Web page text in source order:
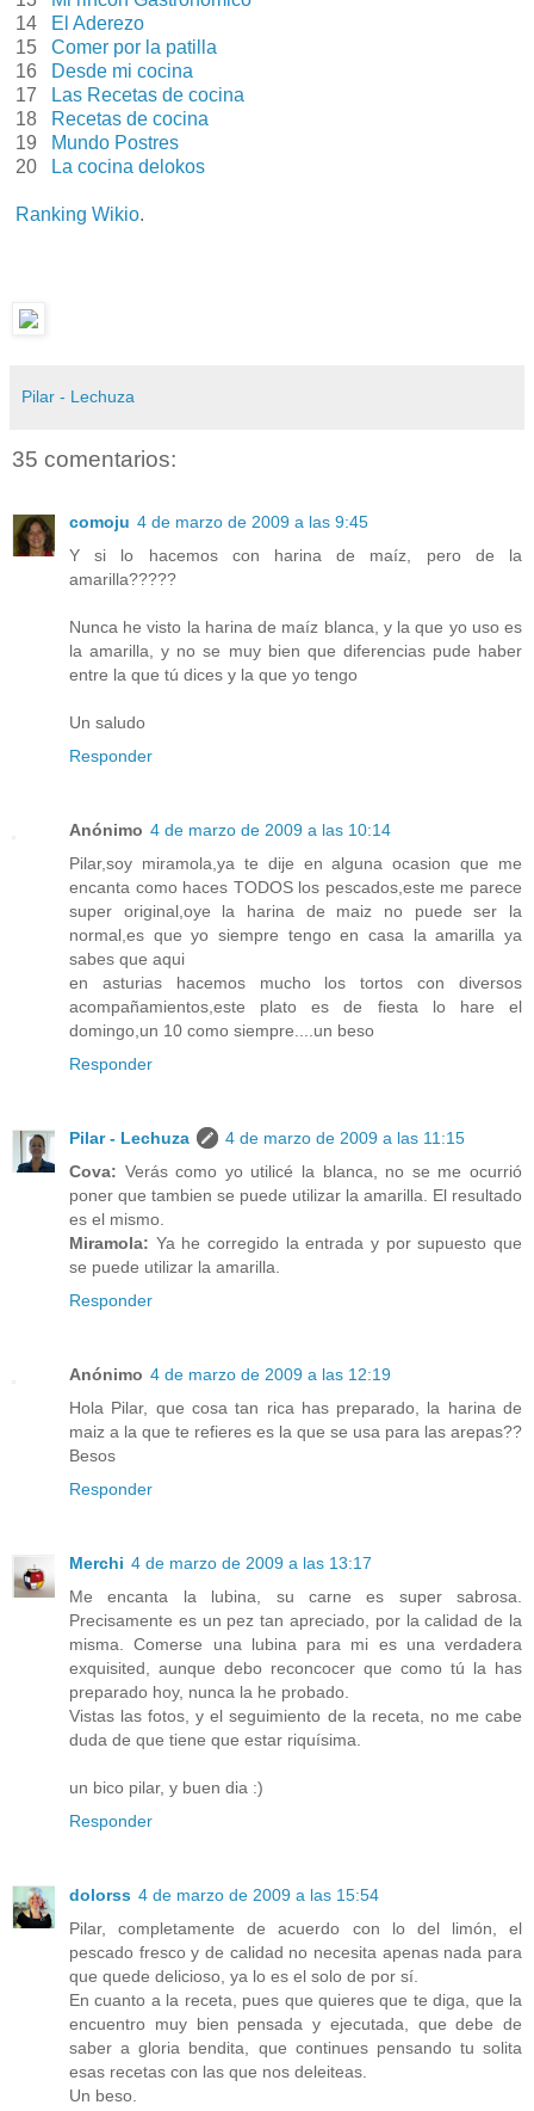
14
El Aderezo
15
Comer por la patilla
16
Desde mi cocina
17
Las Recetas de cocina
18
Recetas de cocina
19
Mundo Postres
20
La cocina delokos
Ranking Wikio.
Pilar - Lechuza
35 comentarios:
comoju 4 de marzo de 2009 a las 9:45
Y si lo hacemos con harina de maíz, pero de la
amarilla?????
Nunca he visto la harina de maíz blanca, y la que yo uso es
la amarilla, y no se muy bien que diferencias pude haber
entre la que tú dices y la que yo tengo
Un saludo
Responder
Anónimo 4 de marzo de 2009 a las 10:14
Pilar,soy miramola,ya te dije en alguna ocasion que me
encanta como haces TODOS los pescados,este me parece
super original,oye la harina de maiz no puede ser la
normal,es que yo siempre tengo en casa la amarilla ya
sabes que aqui
en asturias hacemos mucho los tortos con diversos
acompañamientos,este plato es de fiesta lo hare el
domingo,un 10 como siempre....un beso
Responder
Pilar - Lechuza
4 de marzo de 2009 a las 11:15
Cova: Verás como yo utilicé la blanca, no se me ocurrió
poner que tambien se puede utilizar la amarilla. El resultado
es el mismo.
Miramola: Ya he corregido la entrada y por supuesto que
se puede utilizar la amarilla.
Responder
Anónimo 4 de marzo de 2009 a las 12:19
Hola Pilar, que cosa tan rica has preparado, la harina de
maiz a la que te refieres es la que se usa para las arepas??
Besos
Responder
Merchi 4 de marzo de 2009 a las 13:17
Me encanta la lubina, su carne es super sabrosa.
Precisamente es un pez tan apreciado, por la calidad de la
misma. Comerse una lubina para mi es una verdadera
exquisited, aunque debo reconcocer que como tú la has
preparado hoy, nunca la he probado.
Vistas las fotos, y el seguimiento de la receta, no me cabe
duda de que tiene que estar riquísima.
un bico pilar, y buen dia :)
Responder
dolorss 4 de marzo de 2009 a las 15:54
Pilar, completamente de acuerdo con lo del limón, el
pescado fresco y de calidad no necesita apenas nada para
que quede delicioso, ya lo es el solo de por sí.
En cuanto a la receta, pues que quieres que te diga, que la
encuentro muy bien pensada y ejecutada, que debe de
saber a gloria bendita, que continues pensando tu solita
esas recetas con las que nos deleiteas.
Un beso.